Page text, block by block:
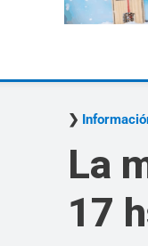
La
17